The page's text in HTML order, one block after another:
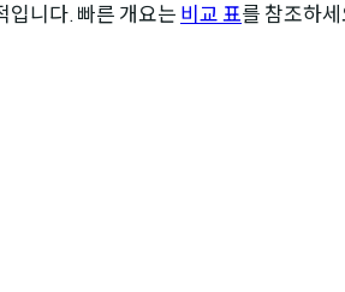
입니다. 빠른 개요는 비교 표를 참조하